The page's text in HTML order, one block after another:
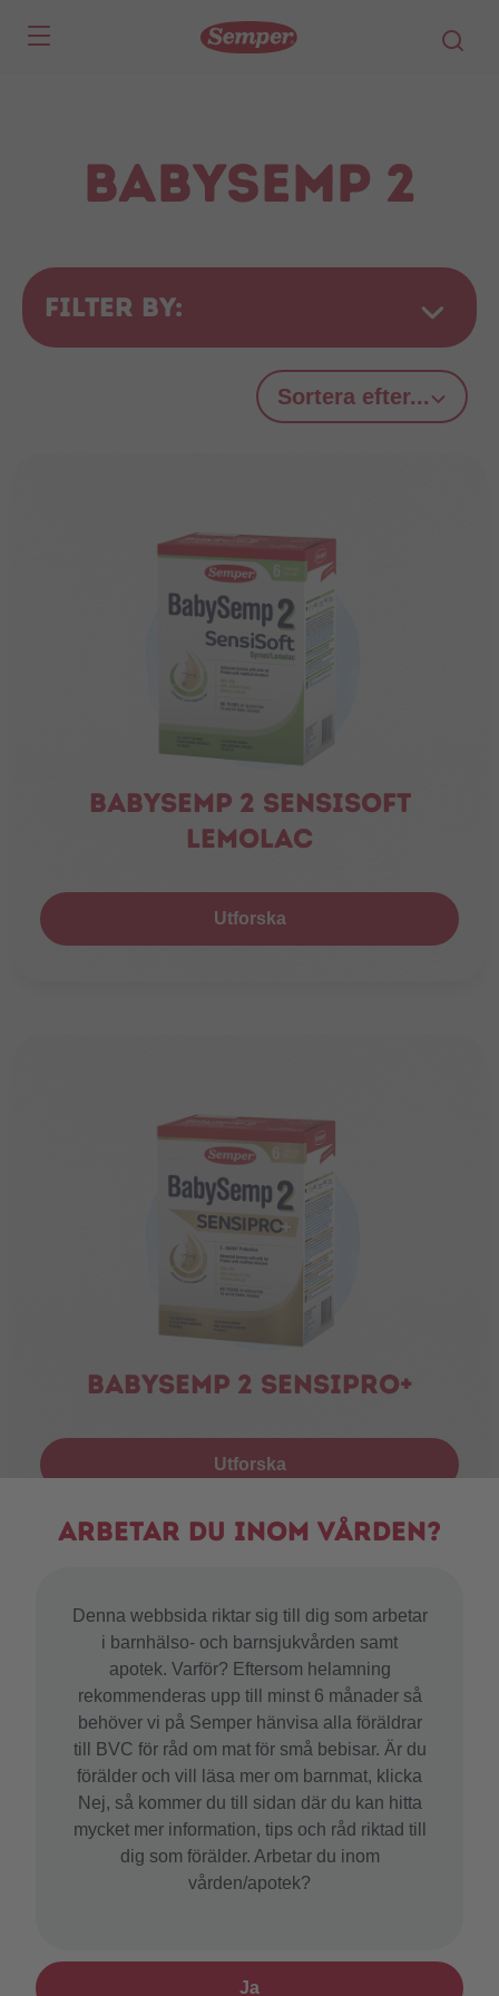
BabySemp 2
Filter by:
Sortera efter...
Babysemp 2 Sensisoft
Lemolac
Utforska
Babysemp 2 Sensipro+
Utforska
200 ml
Arbetar du inom vården?
Denna webbsida riktar sig till dig som arbetar
i barnhälso- och barnsjukvården samt
apotek. Varför? Eftersom helamning
rekommenderas upp till minst 6 månader så
behöver vi på Semper hänvisa alla föräldrar
till BVC för råd om mat för små bebisar. Är du
förälder och vill läsa mer om barnmat, klicka
Nej, så kommer du till sidan där du kan hitta
mycket mer information, tips och råd riktad till
dig som förälder. Arbetar du inom
vården/apotek?
Ja